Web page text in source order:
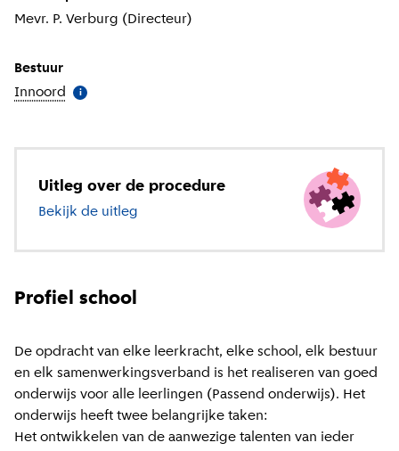
Mevr. P. Verburg (Directeur)
Bestuur
Innoord
Meer informatie
i
Uitleg over de procedure
Bekijk de uitleg
Profiel school
De opdracht van elke leerkracht, elke school, elk bestuur
en elk samenwerkingsverband is het realiseren van goed
onderwijs voor alle leerlingen (Passend onderwijs). Het
onderwijs heeft twee belangrijke taken:
Het ontwikkelen van de aanwezige talenten van ieder